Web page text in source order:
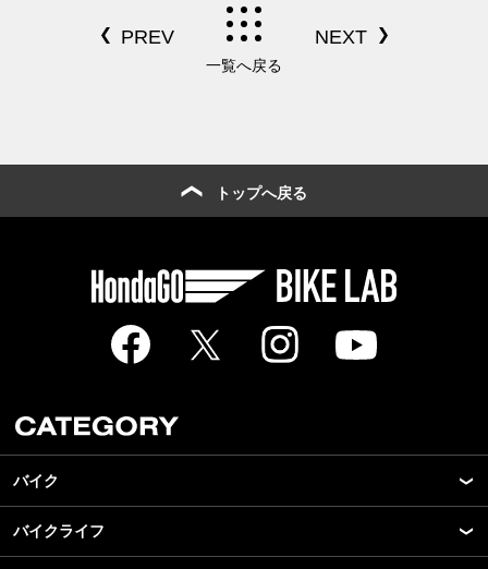
一覧へ戻る
トップへ戻る
バイク
New Model Show
バイクライフ